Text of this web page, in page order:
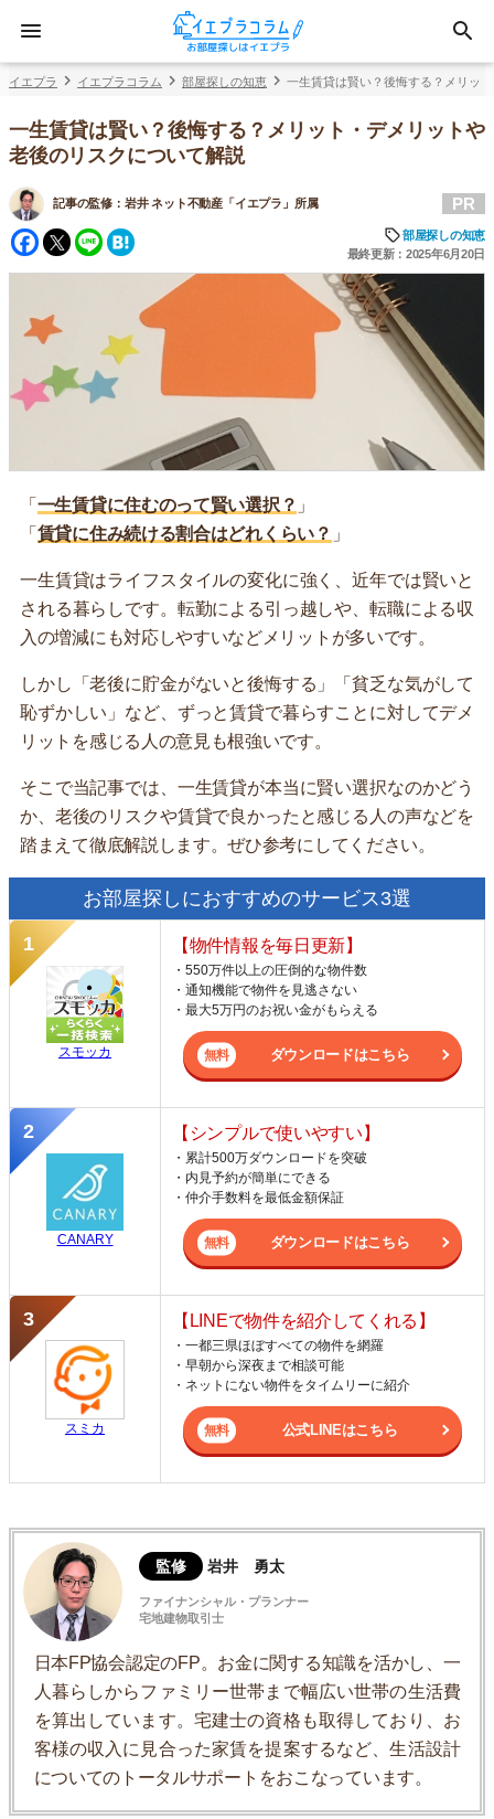
イエプラ イエプラコラム 部屋探しの知恵 一生賃貸は賢い？後悔する？メリッ
一生賃貸は賢い？後悔する？メリット・デメリットや
老後のリスクについて解説
記事の監修： 岩井 ネット不動産「イエプラ」所属
Facebook
Twitter
Line
PR
部屋探しの知恵
最終更新：2025年6月20日
「 一生賃貸に住むのって賢い選択？ 」
「 賃貸に住み続ける割合はどれくらい？ 」
一生賃貸はライフスタイルの変化に強く、近年では賢いと
される暮らしです。転勤による引っ越しや、転職による収
入の増減にも対応しやすいなどメリットが多いです。
しかし「老後に貯金がないと後悔する」「貧乏な気がして
恥ずかしい」など、ずっと賃貸で暮らすことに対してデメ
リットを感じる人の意見も根強いです。
そこで当記事では、一生賃貸が本当に賢い選択なのかどう
か、老後のリスクや賃貸で良かったと感じる人の声などを
踏まえて徹底解説します。ぜひ参考にしてください。
お部屋探しにおすすめのサービス3選
スモッカ
【物件情報を毎日更新】
・550万件以上の圧倒的な物件数
・通知機能で物件を見逃さない
・最大5万円のお祝い金がもらえる
ダウンロードはこちら
CANARY
【シンプルで使いやすい】
・累計500万ダウンロードを突破
・内見予約が簡単にできる
・仲介手数料を最低金額保証
ダウンロードはこちら
スミカ
【LINEで物件を紹介してくれる】
・一都三県ほぼすべての物件を網羅
・早朝から深夜まで相談可能
・ネットにない物件をタイムリーに紹介
公式LINEはこちら
監修 岩井 勇太
ファイナンシャル・プランナー
宅地建物取引士
日本FP協会認定のFP。お金に関する知識を活かし、一
人暮らしからファミリー世帯まで幅広い世帯の生活費
を算出しています。宅建士の資格も取得しており、お
客様の収入に見合った家賃を提案するなど、生活設計
についてのトータルサポートをおこなっています。